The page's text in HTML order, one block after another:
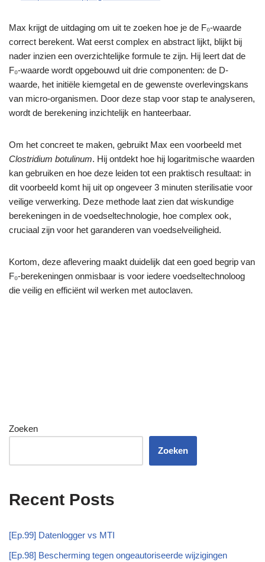
Max krijgt de uitdaging om uit te zoeken hoe je de F₀-waarde
correct berekent. Wat eerst complex en abstract lijkt, blijkt bij
nader inzien een overzichtelijke formule te zijn. Hij leert dat de
F₀-waarde wordt opgebouwd uit drie componenten: de D-
waarde, het initiële kiemgetal en de gewenste overlevingskans
van micro-organismen. Door deze stap voor stap te analyseren,
wordt de berekening inzichtelijk en hanteerbaar.
Om het concreet te maken, gebruikt Max een voorbeeld met
Clostridium botulinum. Hij ontdekt hoe hij logaritmische waarden
kan gebruiken en hoe deze leiden tot een praktisch resultaat: in
dit voorbeeld komt hij uit op ongeveer 3 minuten sterilisatie voor
veilige verwerking. Deze methode laat zien dat wiskundige
berekeningen in de voedseltechnologie, hoe complex ook,
cruciaal zijn voor het garanderen van voedselveiligheid.
Kortom, deze aflevering maakt duidelijk dat een goed begrip van
F₀-berekeningen onmisbaar is voor iedere voedseltechnoloog
die veilig en efficiënt wil werken met autoclaven.
Zoeken
Zoeken
Recent Posts
[Ep.99] Datenlogger vs MTI
[Ep.98] Bescherming tegen ongeautoriseerde wijzigingen